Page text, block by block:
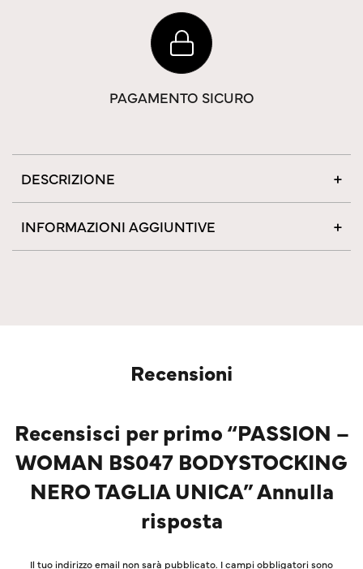
PAGAMENTO SICURO
DESCRIZIONE
INFORMAZIONI AGGIUNTIVE
Recensioni
Recensisci per primo “PASSION –
WOMAN BS047 BODYSTOCKING
NERO TAGLIA UNICA” Annulla
risposta
Il tuo indirizzo email non sarà pubblicato. I campi obbligatori sono